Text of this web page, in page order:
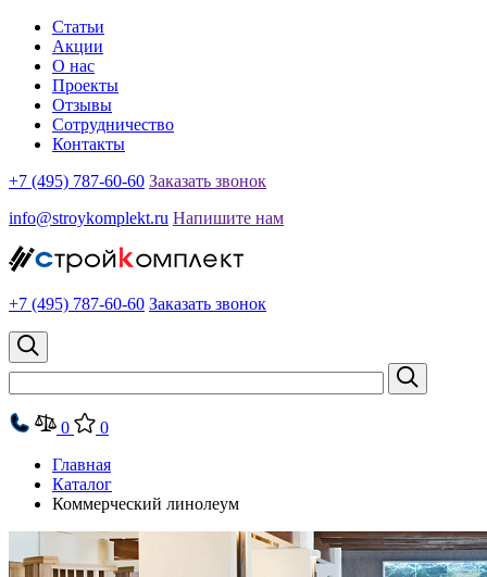
Статьи
Акции
О нас
Проекты
Отзывы
Сотрудничество
Контакты
+7 (495) 787-60-60 Заказать звонок
info@stroykomplekt.ru Напишите нам
+7 (495) 787-60-60 Заказать звонок
0
0
Главная
Каталог
Коммерческий линолеум